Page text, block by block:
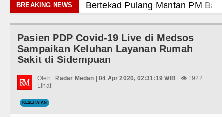
Politik
Hiburan
Olahraga
Teknologi
BREAKING NEWS Bertekad Pulang Mantan PM
PSG vs Manchester United
Juventus vs Inter Milan
Real Madrid Tandang ke
Pasien PDP Covid-19 Live di Medsos
Sampaikan Keluhan Layanan Rumah
Sakit di Sidempuan
Oleh : Radar Medan | 04 Apr 2020, 02:31:19 WIB | 👁 1922
Lihat
KESEHATAN